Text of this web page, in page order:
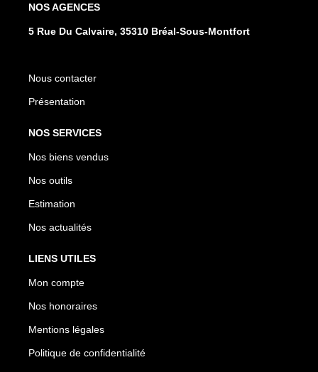
NOS AGENCES
5 Rue Du Calvaire, 35310 Bréal-Sous-Montfort
Nous contacter
Présentation
NOS SERVICES
Nos biens vendus
Nos outils
Estimation
Nos actualités
LIENS UTILES
Mon compte
Nos honoraires
Mentions légales
Politique de confidentialité